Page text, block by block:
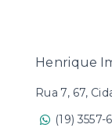
Henrique
Rua 7, 67,
(19) 3557-